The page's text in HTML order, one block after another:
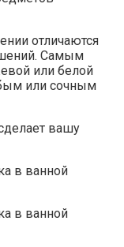
отличаются
Самым
или белой
или сочным
вашу